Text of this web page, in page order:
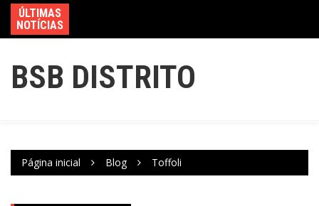
ÚLTIMAS
NOTÍCIAS
BSB DISTRITO
Página inicial Blog Toffoli